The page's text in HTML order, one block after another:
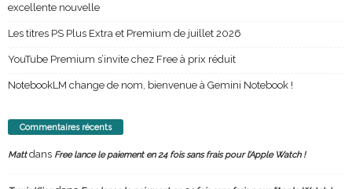
excellente nouvelle
Les titres PS Plus Extra et Premium de juillet 2026
YouTube Premium s’invite chez Free à prix réduit
NotebookLM change de nom, bienvenue à Gemini Notebook !
Commentaires récents
Mattdans Free lance le paiement en 24 fois sans frais pour l’Apple Watch !